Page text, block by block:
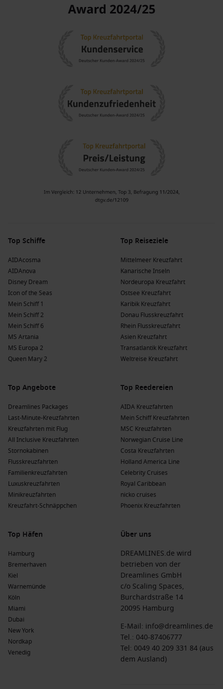
Top Schiffe
AIDAcosma
AIDAnova
Disney Dream
Icon of the Seas
Mein Schiff 1
Mein Schiff 2
Mein Schiff 6
MS Artania
MS Europa 2
Queen Mary 2
Top Reiseziele
Mittelmeer Kreuzfahrt
Kanarische Inseln
Nordeuropa Kreuzfahrt
Ostsee Kreuzfahrt
Karibik Kreuzfahrt
Donau Flusskreuzfahrt
Rhein Flusskreuzfahrt
Asien Kreuzfahrt
Transatlantik Kreuzfahrt
Weltreise Kreuzfahrt
Top Angebote
Dreamlines Packages
Last-Minute-Kreuzfahrten
Kreuzfahrten mit Flug
All Inclusive Kreuzfahrten
Stornokabinen
Flusskreuzfahrten
Familienkreuzfahrten
Luxuskreuzfahrten
Minikreuzfahrten
Kreuzfahrt-Schnäppchen
Top Reedereien
AIDA Kreuzfahrten
Mein Schiff Kreuzfahrten
MSC Kreuzfahrten
Norwegian Cruise Line
Costa Kreuzfahrten
Holland America Line
Celebrity Cruises
Royal Caribbean
nicko cruises
Phoenix Kreuzfahrten
Top Häfen
Hamburg
Bremerhaven
Kiel
Warnemünde
Köln
Miami
Dubai
New York
Nordkap
Venedig
Über uns
DREAMLINES.de wird
betrieben von der
Dreamlines GmbH
c/o Scaling Spaces,
Burchardstraße 14
20095 Hamburg
E-Mail: info@dreamlines.de
Tel.: 040-87406777
Tel: 0049 40 209 331 84 (aus
dem Ausland)